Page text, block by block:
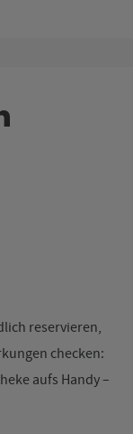
reservieren,
checken:
aufs Handy –